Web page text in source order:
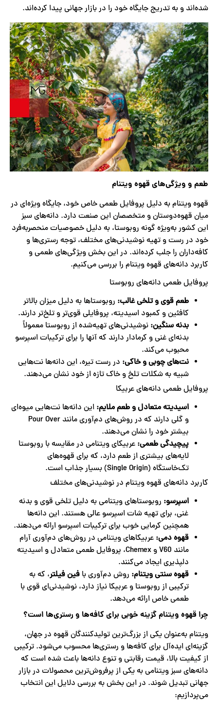
شده‌اند و به تدریج جایگاه خود را در بازار جهانی پیدا کرده‌اند.
طعم و ویژگی‌های قهوه ویتنام
قهوه ویتنام به دلیل پروفایل طعمی خاص خود، جایگاه ویژه‌ای در
میان قهوه‌دوستان و متخصصان این صنعت دارد. دانه‌های سبز
این کشور به‌ویژه گونه روبوستا، به دلیل خصوصیات منحصر‌به‌فرد
خود در رست و تهیه نوشیدنی‌های مختلف، توجه رستری‌ها و
کافه‌داران را جلب کرده‌اند. در این بخش ویژگی‌های طعمی و
کاربرد دانه‌های قهوه ویتنام را بررسی می‌کنیم.
پروفایل طعمی دانه‌های روبوستا
طعم قوی و تلخی غالب:روبوستاها به دلیل میزان بالاتر
کافئین و کمبود اسیدیته، پروفایلی قوی‌تر و تلخ‌تر دارند.
بدنه سنگین:نوشیدنی‌های تهیه‌شده از روبوستا معمولاً
بدنه‌ای غنی و کرمادار دارند که آنها را برای ترکیبات اسپرسو
محبوب می‌کند.
نت‌های چوبی و خاکی:در رست تیره، این دانه‌ها نت‌هایی
شبیه به شکلات تلخ و خاک تازه از خود نشان می‌دهند.
پروفایل طعمی دانه‌های عربیکا
اسیدیته متعادل و طعم ملایم:این دانه‌ها نت‌هایی میوه‌ای
و گلی دارند که در روش‌های دم‌آوری مانند Pour Over
بیشتر خود را نشان می‌دهند.
پیچیدگی طعمی:عربیکای ویتنامی در مقایسه با روبوستا
لایه‌های بیشتری از طعم دارد، که برای قهوه‌های
تک‌خاستگاه (Single Origin) بسیار جذاب است.
کاربرد دانه‌های قهوه ویتنام در نوشیدنی‌های مختلف
اسپرسو:روبوستاهای ویتنامی به دلیل تلخی قوی و بدنه
غنی، برای تهیه شات اسپرسو عالی هستند. این دانه‌ها
همچنین کرمایی خوب برای ترکیبات اسپرسو ارائه می‌دهند.
قهوه دمی:عربیکاهای ویتنامی در روش‌های دم‌آوری آرام
مانند V60 و Chemex، پروفایل طعمی متعادل و اسیدیته
دلپذیری ایجاد می‌کنند.
قهوه سنتی ویتنام:روش دم‌آوری بافین فیلتر، که به
ترکیبی از روبوستا و عربیکا نیاز دارد، نوشیدنی‌ای قوی با
طعمی خاص ارائه می‌دهد.
چرا قهوه ویتنام گزینه خوبی برای کافه‌ها و رستری‌ها است؟
ویتنام به‌عنوان یکی از بزرگ‌ترین تولیدکنندگان قهوه در جهان،
گزینه‌ای ایده‌آل برای کافه‌ها و رستری‌ها محسوب می‌شود. ترکیبی
از کیفیت بالا، قیمت رقابتی و تنوع دانه‌ها باعث شده است که
دانه‌های سبز ویتنامی به یکی از پرفروش‌ترین محصولات در بازار
جهانی تبدیل شوند. در این بخش به بررسی دلایل این انتخاب
می‌پردازیم: